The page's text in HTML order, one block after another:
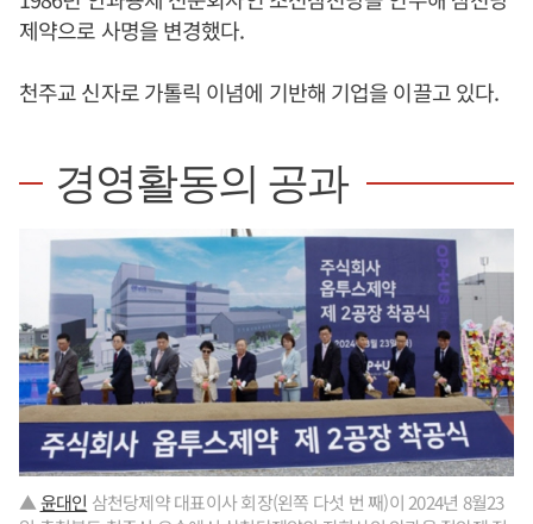
제약으로 사명을 변경했다.
천주교 신자로 가톨릭 이념에 기반해 기업을 이끌고 있다.
경영활동의 공과
▲윤대인 삼천당제약 대표이사 회장(왼쪽 다섯 번 째)이 2024년 8월23